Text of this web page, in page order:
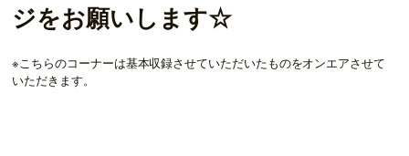
ジをお願いします☆
※こちらのコーナーは基本収録させていただいたものをオンエアさせて
いただきます。